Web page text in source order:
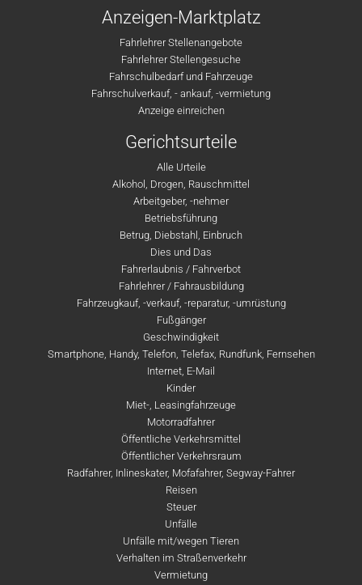
Anzeigen-Marktplatz
Fahrlehrer Stellenangebote
Fahrlehrer Stellengesuche
Fahrschulbedarf und Fahrzeuge
Fahrschulverkauf, - ankauf, -vermietung
Anzeige einreichen
Gerichtsurteile
Alle Urteile
Alkohol, Drogen, Rauschmittel
Arbeitgeber, -nehmer
Betriebsführung
Betrug, Diebstahl, Einbruch
Dies und Das
Fahrerlaubnis / Fahrverbot
Fahrlehrer / Fahrausbildung
Fahrzeugkauf, -verkauf, -reparatur, -umrüstung
Fußgänger
Geschwindigkeit
Smartphone, Handy, Telefon, Telefax, Rundfunk, Fernsehen
Internet, E-Mail
Kinder
Miet-, Leasingfahrzeuge
Motorradfahrer
Öffentliche Verkehrsmittel
Öffentlicher Verkehrsraum
Radfahrer, Inlineskater, Mofafahrer, Segway-Fahrer
Reisen
Steuer
Unfälle
Unfälle mit/wegen Tieren
Verhalten im Straßenverkehr
Vermietung